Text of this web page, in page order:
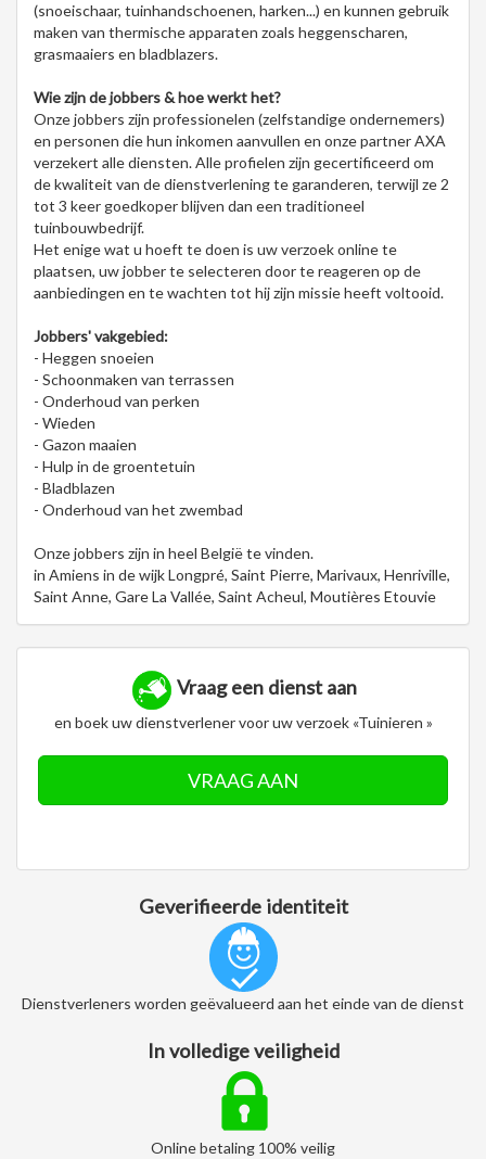
(snoeischaar, tuinhandschoenen, harken...) en kunnen gebruik
maken van thermische apparaten zoals heggenscharen,
grasmaaiers en bladblazers.
Wie zijn de jobbers & hoe werkt het?
Onze jobbers zijn professionelen (zelfstandige ondernemers)
en personen die hun inkomen aanvullen en onze partner AXA
verzekert alle diensten. Alle profielen zijn gecertificeerd om
de kwaliteit van de dienstverlening te garanderen, terwijl ze 2
tot 3 keer goedkoper blijven dan een traditioneel
tuinbouwbedrijf.
Het enige wat u hoeft te doen is uw verzoek online te
plaatsen, uw jobber te selecteren door te reageren op de
aanbiedingen en te wachten tot hij zijn missie heeft voltooid.
Jobbers' vakgebied:
- Heggen snoeien
- Schoonmaken van terrassen
- Onderhoud van perken
- Wieden
- Gazon maaien
- Hulp in de groentetuin
- Bladblazen
- Onderhoud van het zwembad
Onze jobbers zijn in heel België te vinden.
in Amiens in de wijk Longpré, Saint Pierre, Marivaux, Henriville,
Saint Anne, Gare La Vallée, Saint Acheul, Moutières Etouvie
Vraag een dienst aan
en boek uw dienstverlener voor uw verzoek «Tuinieren »
VRAAG AAN
Geverifieerde identiteit
Dienstverleners worden geëvalueerd aan het einde van de dienst
In volledige veiligheid
Online betaling 100% veilig